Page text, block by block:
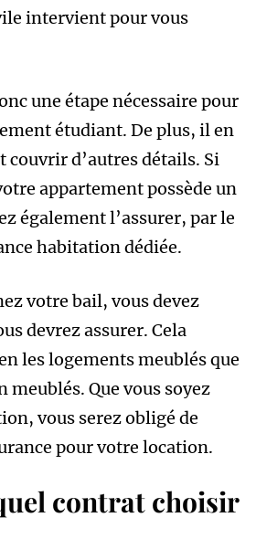
intervient pour vous
une étape nécessaire pour
étudiant. De plus, il en
couvrir d’autres détails. Si
appartement possède un
également l’assurer, par le
habitation dédiée.
votre bail, vous devez
devrez assurer. Cela
les logements meublés que
meublés. Que vous soyez
vous serez obligé de
pour votre location.
contrat choisir